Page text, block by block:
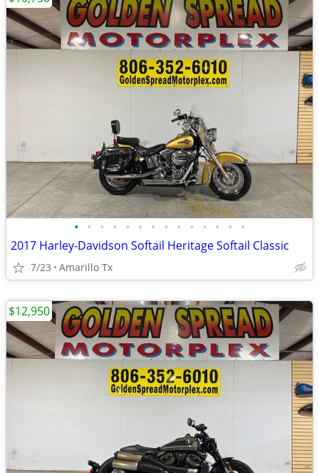
• • • • • • • • • • • • • •
2017 Harley-Davidson Softail Heritage Softail Classic
7/23 Amarillo Tx
$12,950